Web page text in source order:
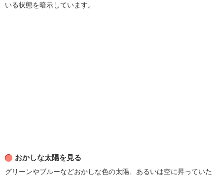
いる状態を暗示しています。
おかしな太陽を見る
グリーンやブルーなどおかしな色の太陽、あるいは空に昇っていた